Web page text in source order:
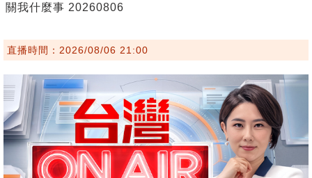
關我什麼事 20260806
直播時間：2026/08/06 21:00